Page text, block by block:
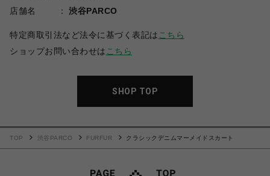
店舗名
渋谷PARCO
特定商取引法など法令に基づく表記は こちら
ショップお問い合わせは こちら
SHOP TOP
TOP 渋谷PARCO FURFUR クラシックデニムマーメイドスカート